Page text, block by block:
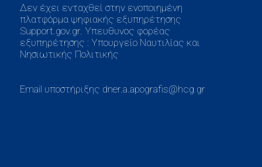
Δεν έχει ενταχθεί στην ενοποιημένη
πλατφόρμα ψηφιακής εξυπηρέτησης
Support.gov.gr. Υπευθυνος φορέας
εξυπηρέτησης : Υπουργείο Ναυτιλίας και
Νησιωτικής Πολιτικής
Email υποστήριξης dner.a.apografis@hcg.gr